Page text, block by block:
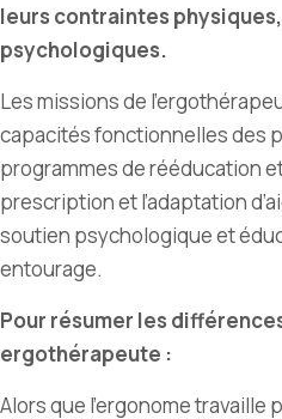
leurs contraintes
psychologiques.
Les missions de
capacités fonctionnelles des
programmes de rééducation
prescription et l’adaptation
soutien psychologique et
entourage.
Pour résumer les
ergothérapeute :
Alors que l’ergonome